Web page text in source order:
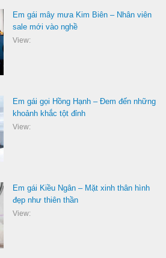
Em gái mây mưa Kim Biên – Nhân viên
sale mới vào nghề
View:
Em gái gọi Hồng Hạnh – Đem đến những
khoảnh khắc tột đỉnh
View:
Em gái Kiều Ngân – Mặt xinh thân hình
đẹp như thiên thần
View: